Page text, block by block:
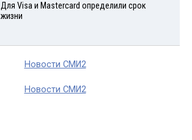
Для Visа и Mastercard определили срок
жизни
Новости СМИ2
Новости СМИ2